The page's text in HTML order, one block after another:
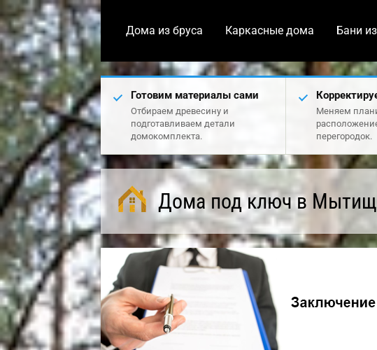
Дома из бруса Каркасные дома Бани
Готовим материалы сами
Отбираем древесину и
подготавливаем детали
домокомплекта.
Меняем
перегородок.
Дома под ключ в